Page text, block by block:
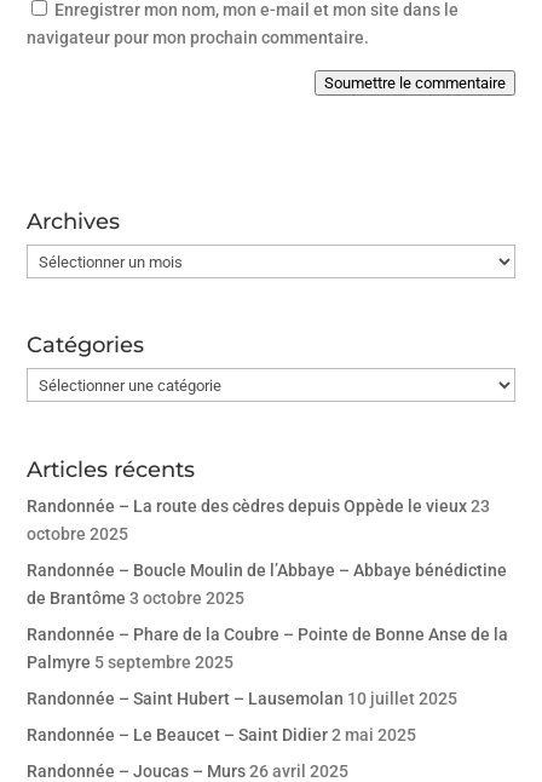
Enregistrer mon nom, mon e-mail et mon site dans le
navigateur pour mon prochain commentaire.
Soumettre le commentaire
Archives
Archives
Catégories
Catégories
Articles récents
Randonnée – La route des cèdres depuis Oppède le vieux 23
octobre 2025
Randonnée – Boucle Moulin de l’Abbaye – Abbaye bénédictine
de Brantôme 3 octobre 2025
Randonnée – Phare de la Coubre – Pointe de Bonne Anse de la
Palmyre 5 septembre 2025
Randonnée – Saint Hubert – Lausemolan 10 juillet 2025
Randonnée – Le Beaucet – Saint Didier 2 mai 2025
Randonnée – Joucas – Murs 26 avril 2025